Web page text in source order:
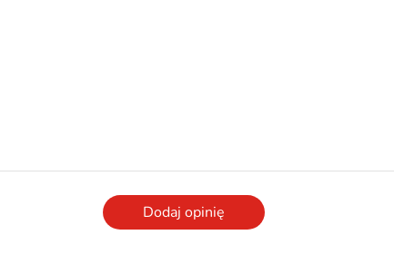
Dodaj opinię